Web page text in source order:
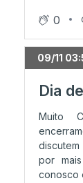
0
09/11
Dia
Muito
por
conosco